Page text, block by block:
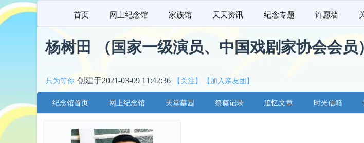
首页 网上纪念馆 家族馆 天天资讯 纪念专题 许愿墙
杨树田 （国家一级演员、中国戏剧家协会会员
只为等你 创建于2021-03-09 11:42:36 【关注】 【加入亲友团】
纪念馆首页 网上纪念馆 天堂墓园 祭奠记录 追忆文章 时光信箱